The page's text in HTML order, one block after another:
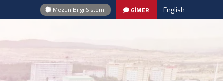
Mezun Bilgi Sistemi GİMER English